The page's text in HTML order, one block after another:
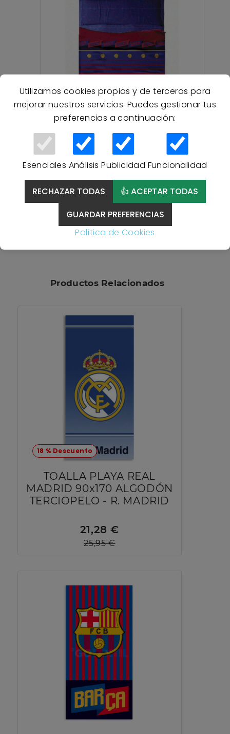
Utilizamos cookies propias y de terceros para
mejorar nuestros servicios. Puedes gestionar tus
preferencias a continuación:
Esenciales Análisis Publicidad Funcionalidad
RECHAZAR TODAS
👍 ACEPTAR TODAS
GUARDAR PREFERENCIAS
Política de Cookies
Juego de Sábanas FC
Barcelona 4 – Producto
Oficial con 3 Piezas, Tejido
Suave y Certificado Oeko-
Tex
39,95 €
Productos Relacionados
18 % Descuento
TOALLA PLAYA REAL
MADRID 90x170 ALGODÓN
TERCIOPELO - R. MADRID
21,28 €
25,95 €